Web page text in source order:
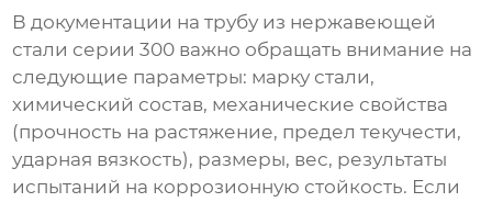
В документации на трубу из нержавеющей
стали серии 300 важно обращать внимание на
следующие параметры: марку стали,
химический состав, механические свойства
(прочность на растяжение, предел текучести,
ударная вязкость), размеры, вес, результаты
испытаний на коррозионную стойкость. Если